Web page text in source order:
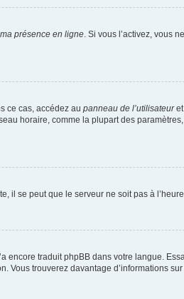
présence en ligne. Si vous l’activez, vous
ce cas, accédez au panneau de l’utilisateuret
horaire, comme la plupart des
il se peut que le serveur ne soit pas à
encore traduit phpBB dans votre langue.
Vous trouverez davantage d’informations